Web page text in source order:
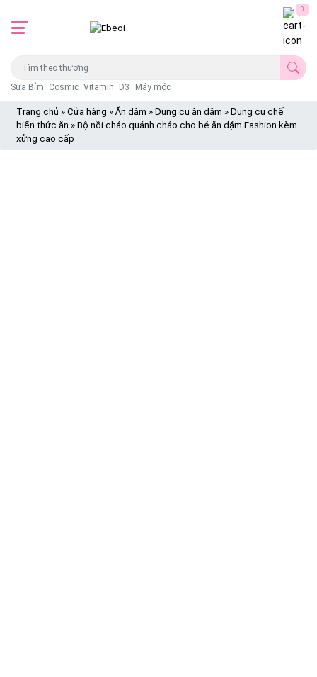
Sữa Bỉm Cosmic Vitamin D3 Máy móc
0
Trang chủ »Cửa hàng »Ăn dặm »Dụng cụ ăn dặm »Dụng cụ chế
biến thức ăn »Bộ nồi chảo quánh cháo cho bé ăn dặm Fashion kèm
xửng cao cấp